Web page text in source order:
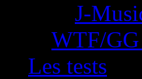
J-
WTF/
Les tests